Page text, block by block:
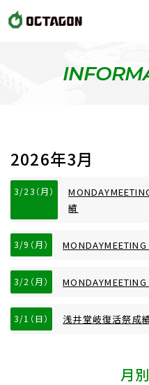
2026年3月
3/23（月）
績
3/9（月）
3/2（月）
3/1（日） 浅井堂岐復活祭成
月